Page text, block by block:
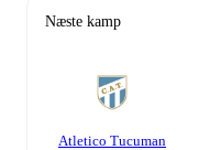
Næste kamp
Atletico Tucuman